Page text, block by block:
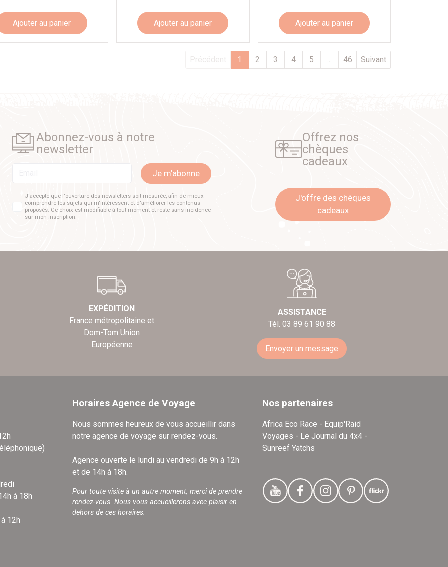
Ajouter au panier Ajouter au panier Ajouter au panier
Précédent 1 2 3 4 5 ... 46 Suivant
Abonnez-vous à notre
newsletter
Je m'abonne
J'accepte que l'ouverture des newsletters soit mesurée, afin de mieux
comprendre les sujets qui m'intéressent et d'améliorer les contenus
proposés. Ce choix est modifiable à tout moment et reste sans incidence
sur mon inscription.
Offrez nos
chèques
cadeaux
J'offre des chèques
cadeaux
EXPÉDITION
France métropolitaine et
Dom-Tom Union
Européenne
ASSISTANCE
Tél. 03 89 61 90 88
Envoyer un message
à 18h
12h
Horaires Agence de Voyage
Nous sommes heureux de vous accueillir dans
notre agence de voyage sur rendez-vous.
Agence ouverte le lundi au vendredi de 9h à 12h
et de 14h à 18h.
Pour toute visite à un autre moment, merci de prendre
rendez-vous. Nous vous accueillerons avec plaisir en
dehors de ces horaires.
Nos partenaires
Africa Eco Race - Equip'Raid
Voyages - Le Journal du 4x4 -
Sunreef Yatchs